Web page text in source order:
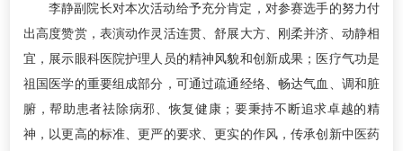
李静副院长对本次活动给予充分肯定，对参赛选手的努力付
出高度赞赏，表演动作灵活连贯、舒展大方、刚柔并济、动静相
宜，展示眼科医院护理人员的精神风貌和创新成果；医疗气功是
祖国医学的重要组成部分，可通过疏通经络、畅达气血、调和脏
腑，帮助患者祛除病邪、恢复健康；要秉持不断追求卓越的精
神，以更高的标准、更严的要求、更实的作风，传承创新中医药